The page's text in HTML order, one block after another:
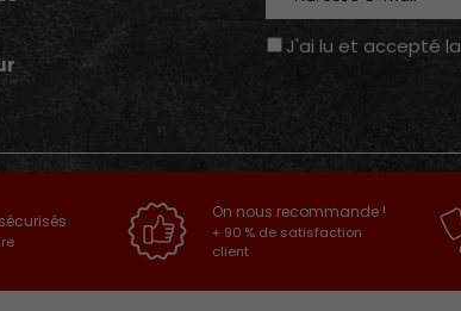
J'ai lu et accepté la
On nous recommande !
+ 90 % de satisfaction
client